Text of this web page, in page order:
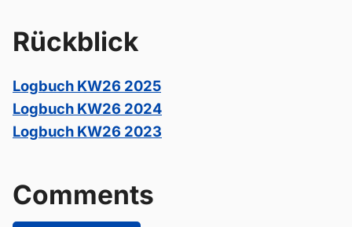
Rückblick
Logbuch KW26 2025
Logbuch KW26 2024
Logbuch KW26 2023
Comments